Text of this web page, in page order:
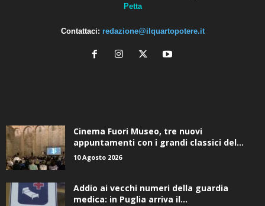
Petta
Contattaci: redazione@ilquartopotere.it
Cinema Fuori Museo, tre nuovi
appuntamenti con i grandi classici del...
10 Agosto 2026
Addio ai vecchi numeri della guardia
medica: in Puglia arriva il...